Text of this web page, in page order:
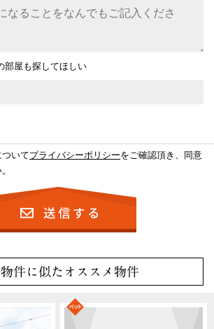
部屋も探してほしい
いてプライバシーポリシーをご確認頂き、同意
物件に似たオススメ物件